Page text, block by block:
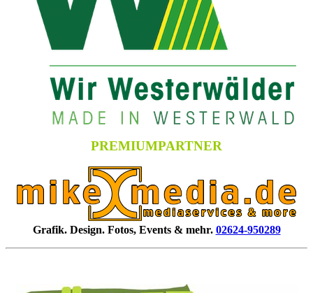
PREMIUMPARTNER
Grafik. Design. Fotos, Events & mehr. 02624-950289